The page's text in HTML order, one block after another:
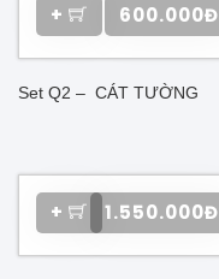
600.000Đ
+
Set Q2 – CÁT TƯỜNG
1.550.000Đ
+